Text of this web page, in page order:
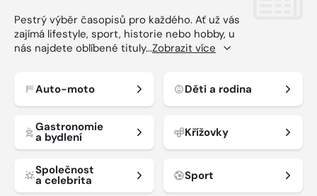
Pestrý výběr časopisů pro každého. Ať už vás
zajímá lifestyle, sport, historie nebo hobby, u
nás najdete oblíbené tituly...Zobrazit více
Auto-moto Děti a rodina
Gastronomie
a bydlení Křížovky
Společnost
a celebrita Sport